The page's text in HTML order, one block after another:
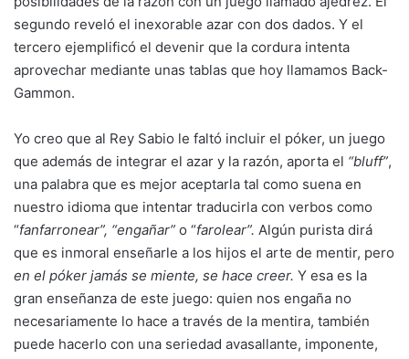
segundo reveló el inexorable azar con dos dados. Y el
tercero ejemplificó el devenir que la cordura intenta
aprovechar mediante unas tablas que hoy llamamos Back-
Gammon.
Yo creo que al Rey Sabio le faltó incluir el póker, un juego
que además de integrar el azar y la razón, aporta el “bluff”,
una palabra que es mejor aceptarla tal como suena en
nuestro idioma que intentar traducirla con verbos como
“fanfarronear”, “engañar” o “farolear”. Algún purista dirá
que es inmoral enseñarle a los hijos el arte de mentir, pero
en el póker jamás se miente, se hace creer. Y esa es la
gran enseñanza de este juego: quien nos engaña no
necesariamente lo hace a través de la mentira, también
puede hacerlo con una seriedad avasallante, imponente,